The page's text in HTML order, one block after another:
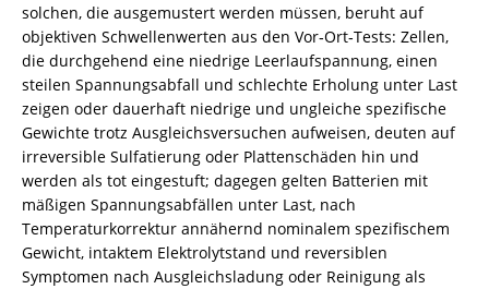
solchen, die ausgemustert werden müssen, beruht auf
objektiven Schwellenwerten aus den Vor‑Ort‑Tests: Zellen,
die durchgehend eine niedrige Leerlaufspannung, einen
steilen Spannungsabfall und schlechte Erholung unter Last
zeigen oder dauerhaft niedrige und ungleiche spezifische
Gewichte trotz Ausgleichsversuchen aufweisen, deuten auf
irreversible Sulfatierung oder Plattenschäden hin und
werden als tot eingestuft; dagegen gelten Batterien mit
mäßigen Spannungsabfällen unter Last, nach
Temperaturkorrektur annähernd nominalem spezifischem
Gewicht, intaktem Elektrolytstand und reversiblen
Symptomen nach Ausgleichsladung oder Reinigung als